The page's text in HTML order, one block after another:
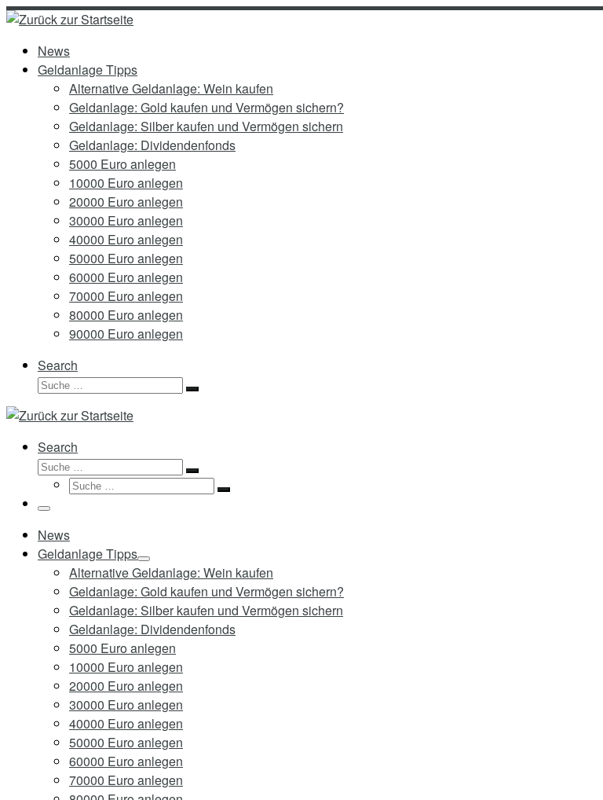
Zum
springenNews
Geldanlage Tipps
Alternative Geldanlage: Wein kaufen
Geldanlage: Gold kaufen und Vermögen sichern?
Geldanlage: Silber kaufen und Vermögen sichern
Geldanlage: Dividendenfonds
5000 Euro anlegen
10000 Euro anlegen
20000 Euro anlegen
30000 Euro anlegen
40000 Euro anlegen
50000 Euro anlegen
60000 Euro anlegen
70000 Euro anlegen
80000 Euro anlegen
90000 Euro anlegen
Search
Suche
Suche
Search
Suche
Suche
Suche
Suche
Menü
News
Geldanlage Tipps
Alternative Geldanlage: Wein kaufen
Geldanlage: Gold kaufen und Vermögen sichern?
Geldanlage: Silber kaufen und Vermögen sichern
Geldanlage: Dividendenfonds
5000 Euro anlegen
10000 Euro anlegen
20000 Euro anlegen
30000 Euro anlegen
40000 Euro anlegen
50000 Euro anlegen
60000 Euro anlegen
70000 Euro anlegen